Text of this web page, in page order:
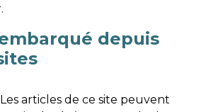
depuis
Les articles de ce site peuvent